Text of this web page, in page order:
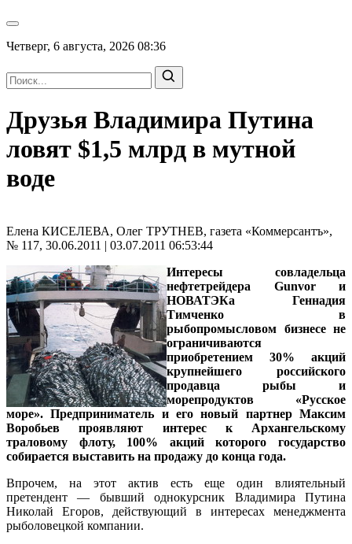
Четверг, 6 августа, 2026 08:36
Друзья Владимира Путина
ловят $1,5 млрд в мутной
воде
Елена КИСЕЛЕВА, Олег ТРУТНЕВ, газета «Коммерсантъ»,
№ 117, 30.06.2011 | 03.07.2011 06:53:44
Интересы совладельца
нефтетрейдера Gunvor и
НОВАТЭКа Геннадия
Тимченко в
рыбопромысловом бизнесе не
ограничиваются
приобретением 30% акций
крупнейшего российского
продавца рыбы и
морепродуктов «Русское
море». Предприниматель и его новый партнер Максим
Воробьев проявляют интерес к Архангельскому
траловому флоту, 100% акций которого государство
собирается выставить на продажу до конца года.
Впрочем, на этот актив есть еще один влиятельный
претендент — бывший однокурсник Владимира Путина
Николай Егоров, действующий в интересах менеджмента
рыболовецкой компании.